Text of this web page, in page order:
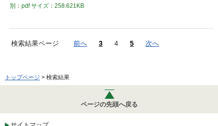
別：pdfサイズ：258.621KB
検索結果ページ 前へ 3 4 5 次へ
トップページ > 検索結果
ページの先頭へ戻る